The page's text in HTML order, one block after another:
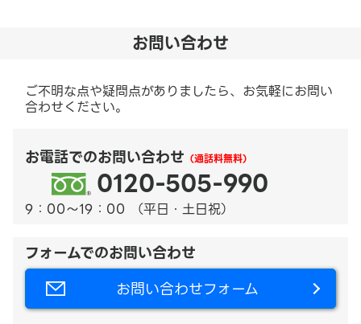
お問い合わせ
ご不明な点や疑問点がありましたら、お気軽にお問い
合わせください。
お電話でのお問い合わせ （通話料無料）
0120-505-990
9：00～19：00 （平日・土日祝）
フォームでのお問い合わせ
お問い合わせフォーム